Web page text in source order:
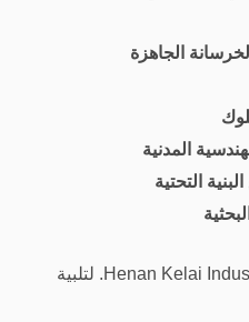
الجاهزة
المدنية
التحتية
لماذا تختار شركة Henan Kelai Industrial Co., Ltd. لتلبية